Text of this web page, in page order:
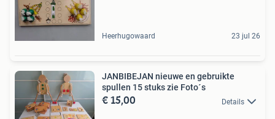
Heerhugowaard 23 jul 26
JANBIBEJAN nieuwe en gebruikte
spullen 15 stuks zie Foto´s
€ 15,00 Details